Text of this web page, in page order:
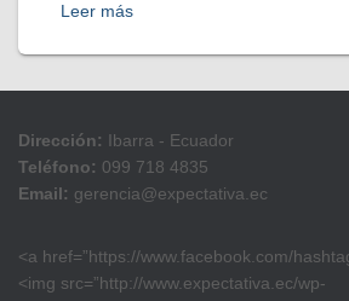
Leer más
Dirección: Ibarra - Ecuador
Teléfono: 099 718 4835
Email: gerencia@expectativa.ec
<a href=”https://www.facebook.com/
<img src=”http://www.expectativa.ec/wp-